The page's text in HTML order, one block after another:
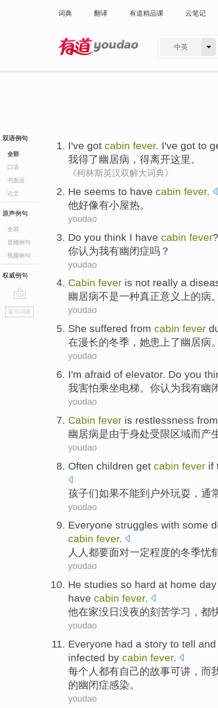
词典 翻译 有道精品课 云笔记
中英
双语例句
全部
口语
书面语
论文
原声例句
全部
音频例句
视频例句
权威例句
go
top
返回词典
I've got cabin fever. I've got to
我得了幽居病， 得离开这里。
《柯林斯英汉双解大词典》
He seems to have cabin fever.
他好像有小屋热。
youdao
Do you think I have cabin fever?
你认为我有幽闭症吗？
youdao
Cabin fever is not really a
幽居病不是一种真正意义上的病
youdao
She suffered from cabin fever
在漫长的冬季， 她患上了幽居病
youdao
I'm afraid of elevator. Do you
我害怕乘坐电梯。 你认为我有幽
youdao
Cabin fever is restlessness
幽居病是由于身处受限 区域而产
youdao
Often children get cabin fever if
孩子们如果不能到 户外玩耍 ， 通
youdao
Everyone struggles with some
cabin fever.
人人都要面对一定程度的冬季忧
youdao
He studies so hard at home day
have cabin fever.
他在家没日 没夜的刻苦学习 ，都
youdao
Everyone had a story to tell and
infected by cabin fever.
每个人都有自己的故事可讲 ， 而
的幽闭症感染。
youdao